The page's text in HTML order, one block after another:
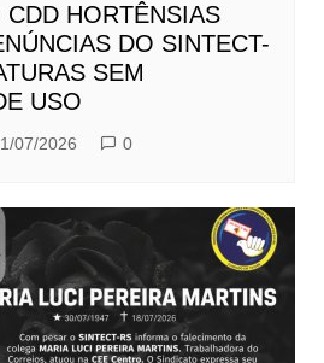
HORTÊNSIAS
DO SINTECT-
SEM
USO
07/2026 0